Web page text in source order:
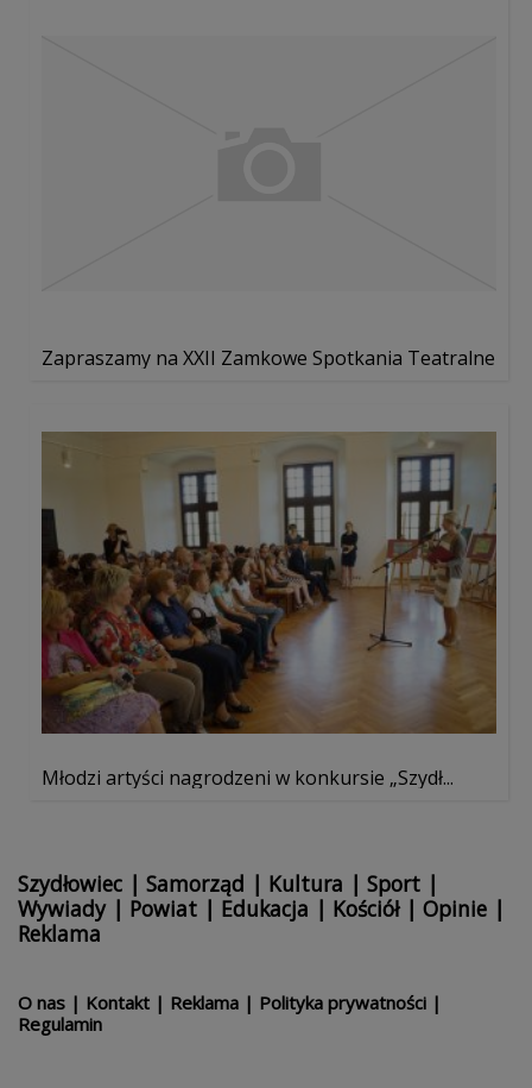
Zapraszamy na XXII Zamkowe Spotkania Teatralne
Młodzi artyści nagrodzeni w konkursie „Szydł...
Szydłowiec | Samorząd | Kultura | Sport |
Wywiady| Powiat | Edukacja | Kościół| Opinie |
Reklama
O nas | Kontakt | Reklama | Polityka prywatności |
Regulamin